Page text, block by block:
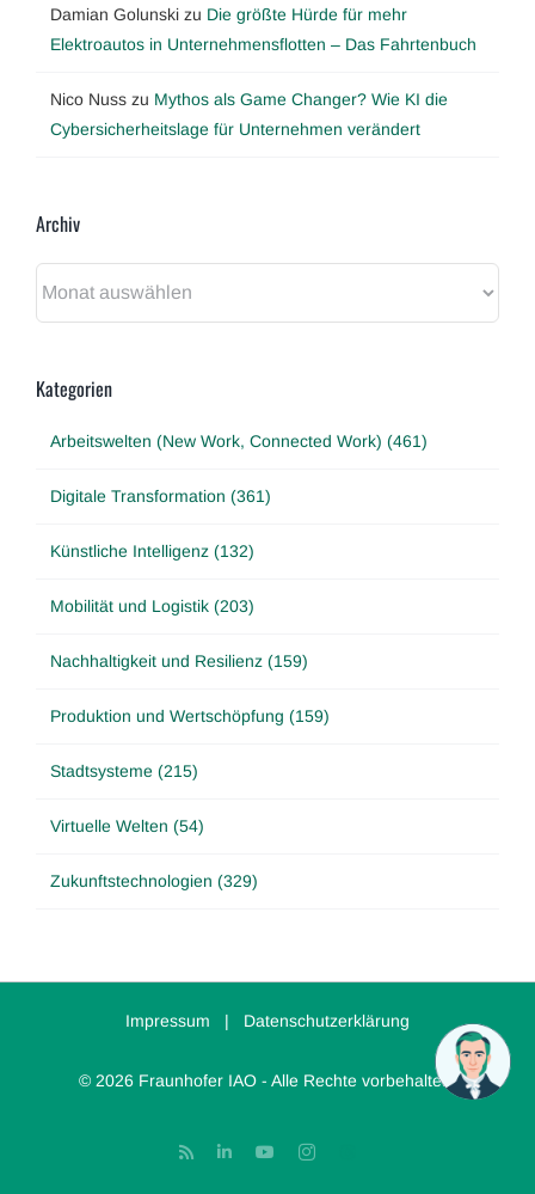
Damian Golunski zu Die größte Hürde für mehr
Elektroautos in Unternehmensflotten – Das Fahrtenbuch
Nico Nuss zu Mythos als Game Changer? Wie KI die
Cybersicherheitslage für Unternehmen verändert
Archiv
Kategorien
Arbeitswelten (New Work, Connected Work) (461)
Digitale Transformation (361)
Künstliche Intelligenz (132)
Mobilität und Logistik (203)
Nachhaltigkeit und Resilienz (159)
Produktion und Wertschöpfung (159)
Stadtsysteme (215)
Virtuelle Welten (54)
Zukunftstechnologien (329)
Impressum | Datenschutzerklärung
© 2026 Fraunhofer IAO - Alle Rechte vorbehalten.
Rss LinkedInYouTubeInstagram